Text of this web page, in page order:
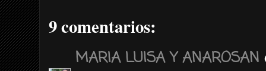
9 comentarios:
MARIA LUISA Y ANAROSAN